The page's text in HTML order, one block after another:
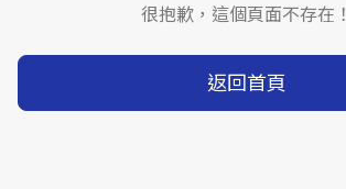
很抱歉，這個頁面不存在！
返回首頁